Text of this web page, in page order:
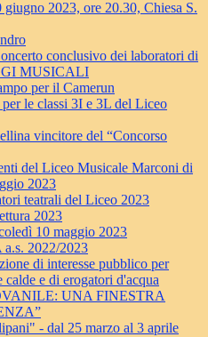
2023, ore 20.30, Chiesa S.
conclusivo dei laboratori di
MUSICALI
per il Camerun
le classi 3I e 3L del Liceo
vincitore del “Concorso
del Liceo Musicale Marconi di
2023
teatrali del Liceo 2023
2023
10 maggio 2023
2022/2023
di interesse pubblico per
e di erogatori d'acqua
UNA FINESTRA
- dal 25 marzo al 3 aprile